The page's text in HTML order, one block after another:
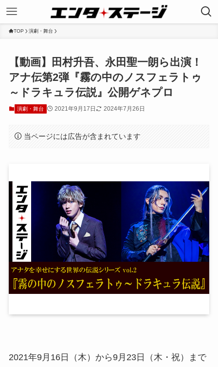
TOP 演劇・舞台
【動画】田村升吾、永田聖一朗ら出演！
アナ伝第2弾『霧の中のノスフェラトゥ
～ドラキュラ伝説』公開ゲネプロ
演劇・舞台 2021年9月17日 2024年7月26日
当ページには広告が含まれています
2021年9月16日（木）から9月23日（木・祝）まで